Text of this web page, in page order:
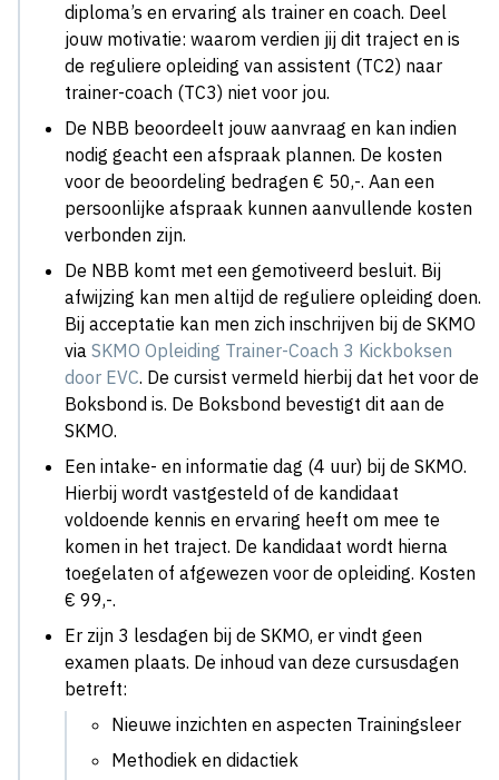
diploma’s en ervaring als trainer en coach. Deel
jouw motivatie: waarom verdien jij dit traject en is
de reguliere opleiding van assistent (TC2) naar
trainer-coach (TC3) niet voor jou.
De NBB beoordeelt jouw aanvraag en kan indien
nodig geacht een afspraak plannen. De kosten
voor de beoordeling bedragen € 50,-. Aan een
persoonlijke afspraak kunnen aanvullende kosten
verbonden zijn.
De NBB komt met een gemotiveerd besluit. Bij
afwijzing kan men altijd de reguliere opleiding doen.
Bij acceptatie kan men zich inschrijven bij de SKMO
via SKMO Opleiding Trainer-Coach 3 Kickboksen
door EVC. De cursist vermeld hierbij dat het voor de
Boksbond is. De Boksbond bevestigt dit aan de
SKMO.
Een intake- en informatie dag (4 uur) bij de SKMO.
Hierbij wordt vastgesteld of de kandidaat
voldoende kennis en ervaring heeft om mee te
komen in het traject. De kandidaat wordt hierna
toegelaten of afgewezen voor de opleiding. Kosten
€ 99,-.
Er zijn 3 lesdagen bij de SKMO, er vindt geen
examen plaats. De inhoud van deze cursusdagen
betreft:
Nieuwe inzichten en aspecten Trainingsleer
Methodiek en didactiek